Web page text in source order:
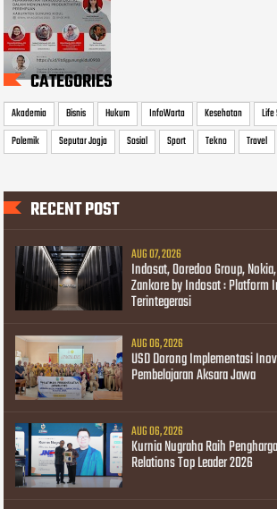
CATEGORIES
Akademia Bisnis Hukum InfoWarta Kesehatan Life
Polemik
Seputar Jogja Sosial Sport Tekno Travel
RECENT POST
AUG 07, 2026
Indosat, Ooredoo Group,
Zankore by Indosat : Platform
Terintegerasi
AUG 06, 2026
USD Dorong Implementasi
Pembelajaran Aksara Jawa
AUG 06, 2026
Kurnia Nugraha Raih
Relations Top Leader 2026